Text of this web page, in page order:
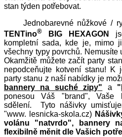
stan týden potřebovat.
Jednobarevné nůžkové /
TENTino® BIG HEXAGON
kompletní sada, kde je, mimo
všechny typy povrchů. Nemusíte
Okamžitě můžete začít party
nepodceňujte kotvení stanu! K
party stanu z naší nabídky je
bannery na suché zipy"
a "
ponesou Váš "brand",
sdělení. Tyto nášivky
"www. lesnicka-skola.cz)
volánu "natvrdo", bannery
flexibilně měnit dle Vašich